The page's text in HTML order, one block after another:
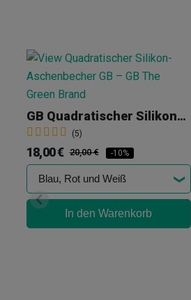
GB Quadratischer Silikon-Aschenbecher
(5)
18,00 € 20,00 € -10%
In den Warenkorb